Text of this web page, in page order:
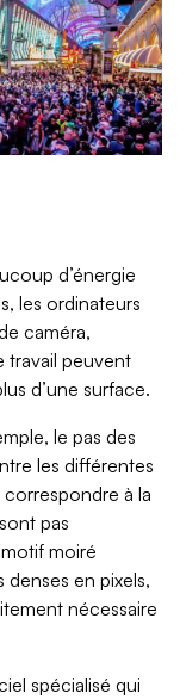
d’énergie
les ordinateurs
caméra,
travail peuvent
d’une surface.
le pas des
les différentes
à la
pas
moiré
en pixels,
nécessaire
spécialisé qui